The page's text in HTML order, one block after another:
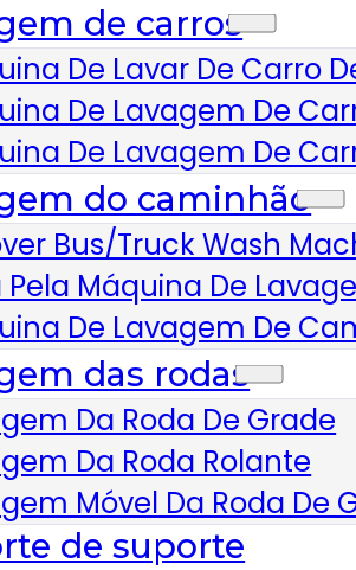
de carros
De Lavar De Carro
De Lavagem De
De Lavagem De
do caminhão
Bus/Truck Wash
Pela Máquina De
De Lavagem De
das rodas
Da Roda De Grade
Da Roda Rolante
Móvel Da Roda De
de suporte